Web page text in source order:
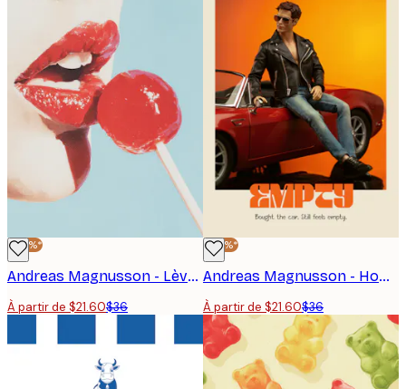
-40%*
Andreas Magnusson - Lèvres Sucette Affiche
À partir de $21.60$36
-40%*
Andreas Magnusson - Homme cool et voiture rouge affiche
À partir de $21.60$36